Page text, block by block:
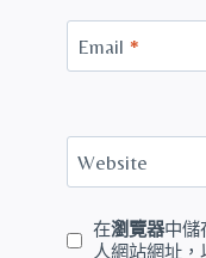
Email *
Website
在瀏覽器中儲
人網站網址，